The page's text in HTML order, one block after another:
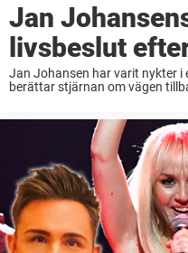
Jan
livsbeslut
Jan Johansen har varit nykter i
berättar stjärnan om vägen